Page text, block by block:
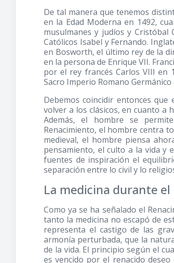
De tal manera que tenemos
en la Edad Moderna en 1492,
musulmanes y judíos y Cristóbal
Católicos Isabel y Fernando.
en Bosworth, el último rey de la
en la persona de Enrique VII.
por el rey francés Carlos VIII en
Sacro Imperio Romano
Debemos coincidir entonces
volver a los clásicos, en cuanto a
Además, el hombre se
Renacimiento, el hombre centra
medieval, el hombre piensa
pensamiento, el culto a la vida y
fuentes de inspiración el
separación entre lo civil y lo
La medicina durante
Como ya se ha señalado el
tanto la medicina no escapó de
representa el castigo de las
armonía perturbada, que la
de la vida. El principio según el
es vencido por el renacido